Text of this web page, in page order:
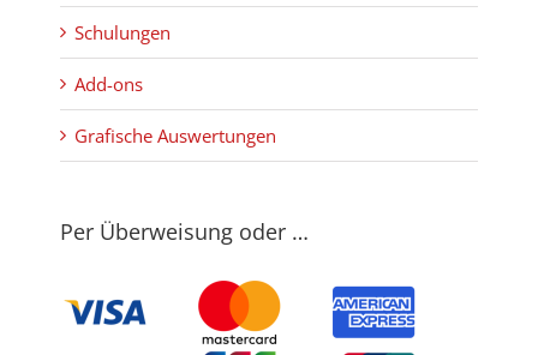
Schulungen
Add-ons
Grafische Auswertungen
Per Überweisung oder …